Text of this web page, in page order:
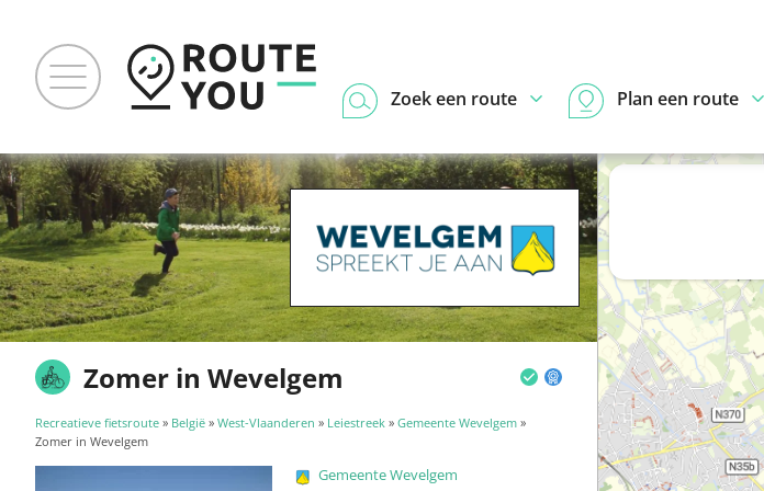
Zoek een route Plan een route
Zomer in Wevelgem
Recreatieve fietsroute » België » West-Vlaanderen » Leiestreek » Gemeente Wevelgem »
Zomer in Wevelgem
Gemeente Wevelgem